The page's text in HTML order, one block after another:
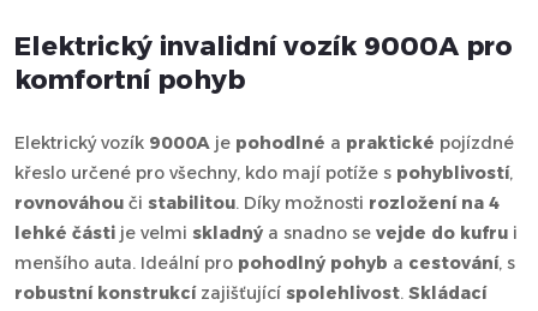
Elektrický invalidní vozík 9000A pro
komfortní pohyb
Elektrický vozík 9000A je pohodlné a praktické pojízdné
křeslo určené pro všechny, kdo mají potíže s pohyblivostí,
rovnováhou či stabilitou. Díky možnosti rozložení na 4
lehké části je velmi skladný a snadno se vejde do kufru i
menšího auta. Ideální pro pohodlný pohyb a cestování, s
robustní konstrukcízajišťující spolehlivost. Skládací